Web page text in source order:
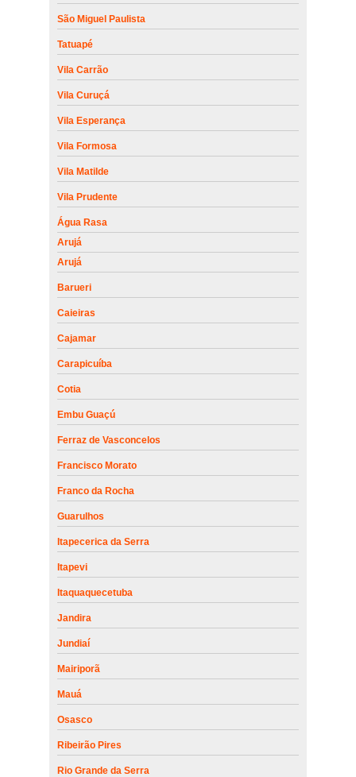
São Miguel Paulista
Tatuapé
Vila Carrão
Vila Curuçá
Vila Esperança
Vila Formosa
Vila Matilde
Vila Prudente
Água Rasa
Arujá
Arujá
Barueri
Caieiras
Cajamar
Carapicuíba
Cotia
Embu Guaçú
Ferraz de Vasconcelos
Francisco Morato
Franco da Rocha
Guarulhos
Itapecerica da Serra
Itapevi
Itaquaquecetuba
Jandira
Jundiaí
Mairiporã
Mauá
Osasco
Ribeirão Pires
Rio Grande da Serra